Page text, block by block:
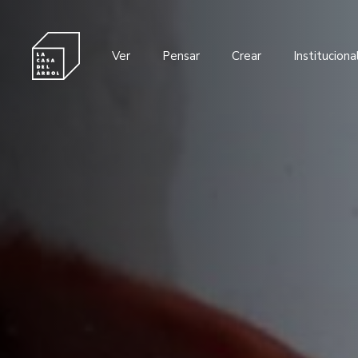
Ver Pensar Crear